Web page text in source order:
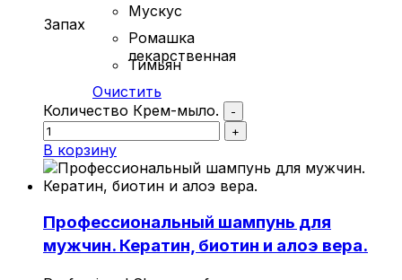
Запах
Мускус
Ромашка
лекарственная
Тимьян
Очистить
Количество Крем-мыло.
-
+
В корзину
Профессиональный шампунь для
мужчин. Кератин, биотин и алоэ вера.